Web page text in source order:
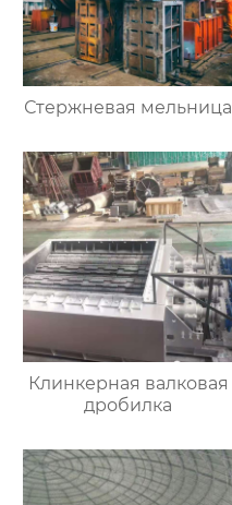
Стержневая мельница
Клинкерная валковая
дробилка